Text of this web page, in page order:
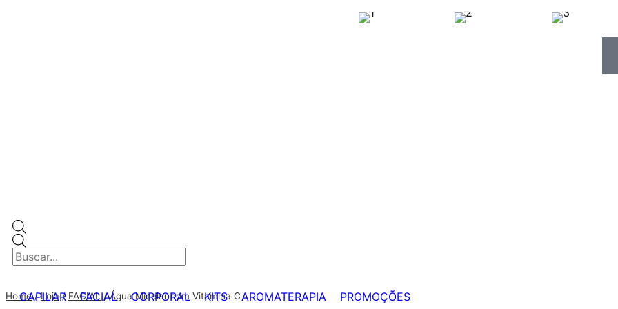
CAPILAR FACIAL CORPORAL KITS AROMATERAPIA PROMOÇÕES
Home / Loja / FACIAL / Água Micelar com Vitamina C